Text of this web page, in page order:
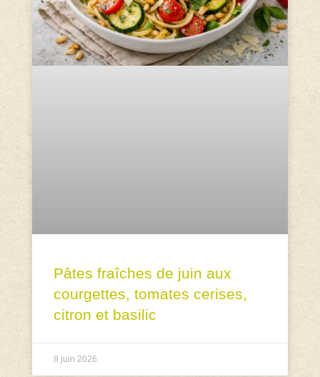
Pâtes fraîches de juin aux
courgettes, tomates cerises,
citron et basilic
8 juin 2026